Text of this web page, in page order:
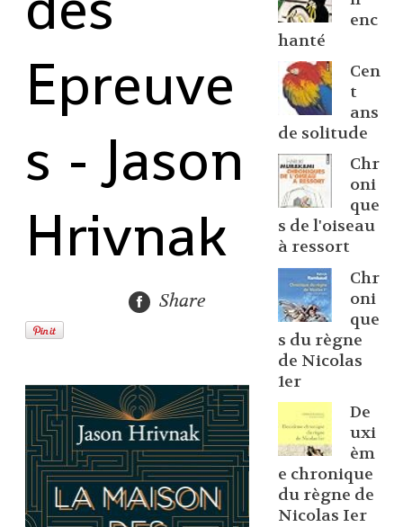
Epreuve
s - Jason
Hrivnak
Share
enc
hanté
Cen
t
ans
de solitude
Chr
oni
que
s de l'oiseau
à ressort
Chr
oni
que
s du règne
de Nicolas
1er
De
uxi
èm
e chronique
du règne de
Nicolas Ier